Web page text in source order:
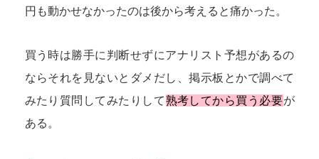
円も動かせなかったのは後から考えると痛かった。
買う時は勝手に判断せずにアナリスト予想があるの
ならそれを見ないとダメだし、掲示板とかで調べて
みたり質問してみたりして熟考してから買う必要が
ある。